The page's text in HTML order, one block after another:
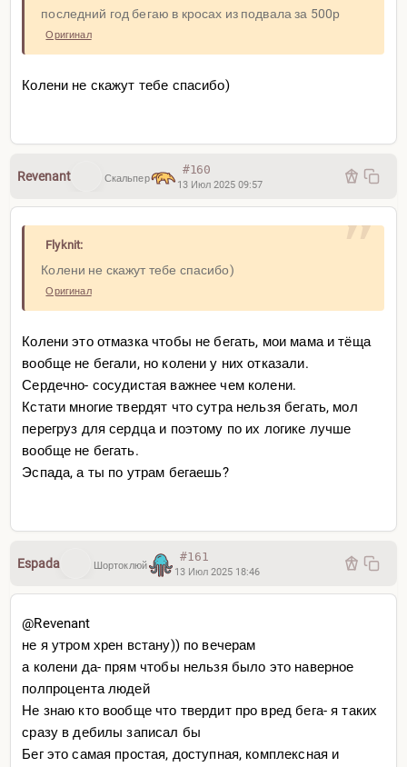
последний год бегаю в кросах из подвала за 500р
Оригинал
Колени не скажут тебе спасибо)
Revenant Скальпер
#160
13 Июл 2025 09:57
Flyknit:
Колени не скажут тебе спасибо)
Оригинал
Колени это отмазка чтобы не бегать, мои мама и тёща
вообще не бегали, но колени у них отказали.
Сердечно- сосудистая важнее чем колени.
Кстати многие твердят что сутра нельзя бегать, мол
перегруз для сердца и поэтому по их логике лучше
вообще не бегать.
Эспада, а ты по утрам бегаешь?
Espada Шортоклюй
#161
13 Июл 2025 18:46
@Revenant
не я утром хрен встану)) по вечерам
а колени да- прям чтобы нельзя было это наверное
полпроцента людей
Не знаю кто вообще что твердит про вред бега- я таких
сразу в дебилы записал бы
Бег это самая простая, доступная, комплексная и